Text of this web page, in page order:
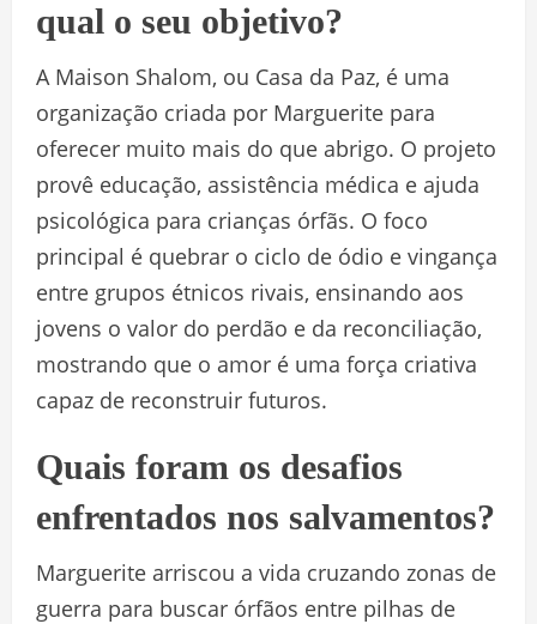
qual o seu objetivo?
A Maison Shalom, ou Casa da Paz, é uma
organização criada por Marguerite para
oferecer muito mais do que abrigo. O projeto
provê educação, assistência médica e ajuda
psicológica para crianças órfãs. O foco
principal é quebrar o ciclo de ódio e vingança
entre grupos étnicos rivais, ensinando aos
jovens o valor do perdão e da reconciliação,
mostrando que o amor é uma força criativa
capaz de reconstruir futuros.
Quais foram os desafios
enfrentados nos salvamentos?
Marguerite arriscou a vida cruzando zonas de
guerra para buscar órfãos entre pilhas de